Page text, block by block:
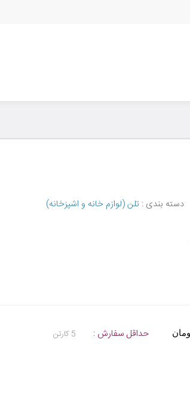
دسته بندی : تلن (لوازم خانه و اشپزخانه)
حداقل سفارش : 5 کارتن